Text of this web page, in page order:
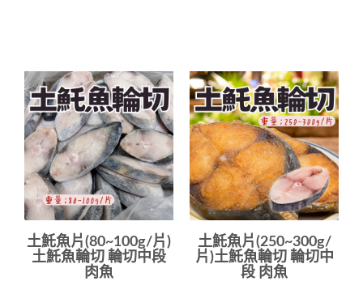
土魠魚片(80~100g/片)
土魠魚輪切 輪切中段
肉魚
土魠魚片(250~300g/
片)土魠魚輪切 輪切中
段 肉魚